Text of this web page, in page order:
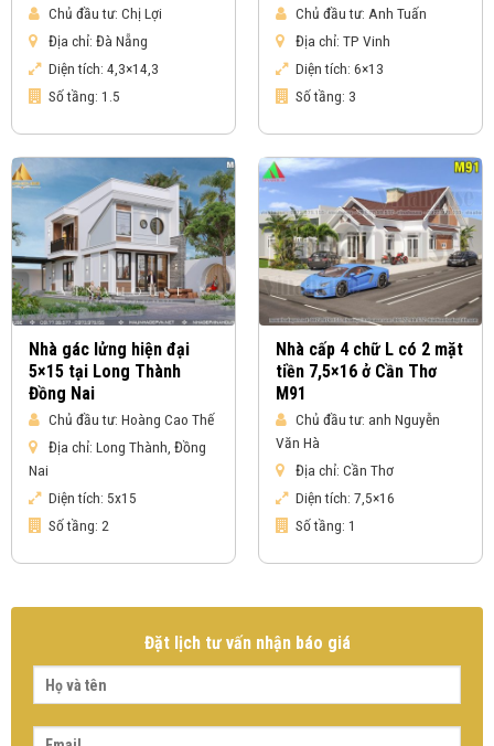
Chủ đầu tư: Chị Lợi
Địa chỉ: Đà Nẵng
Diện tích: 4,3×14,3
Số tầng: 1.5
Chủ đầu tư: Anh Tuấn
Địa chỉ: TP Vinh
Diện tích: 6×13
Số tầng: 3
Nhà gác lửng hiện đại
5×15 tại Long Thành
Đồng Nai
Chủ đầu tư: Hoàng Cao Thế
Địa chỉ: Long Thành, Đồng
Nai
Diện tích: 5x15
Số tầng: 2
Nhà cấp 4 chữ L có 2 mặt
tiền 7,5×16 ở Cần Thơ
M91
Chủ đầu tư: anh Nguyễn
Văn Hà
Địa chỉ: Cần Thơ
Diện tích: 7,5×16
Số tầng: 1
Đặt lịch tư vấn nhận báo giá